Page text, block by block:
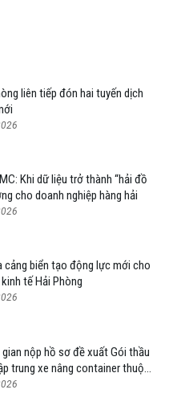
liên tiếp đón hai tuyến dịch
Khi dữ liệu trở thành “hải đồ
cho doanh nghiệp hàng hải
cảng biển tạo động lực mới cho
tế Hải Phòng
nộp hồ sơ đề xuất Gói thầu
trung xe nâng container thuộc
hải Việt Nam – CTCP”